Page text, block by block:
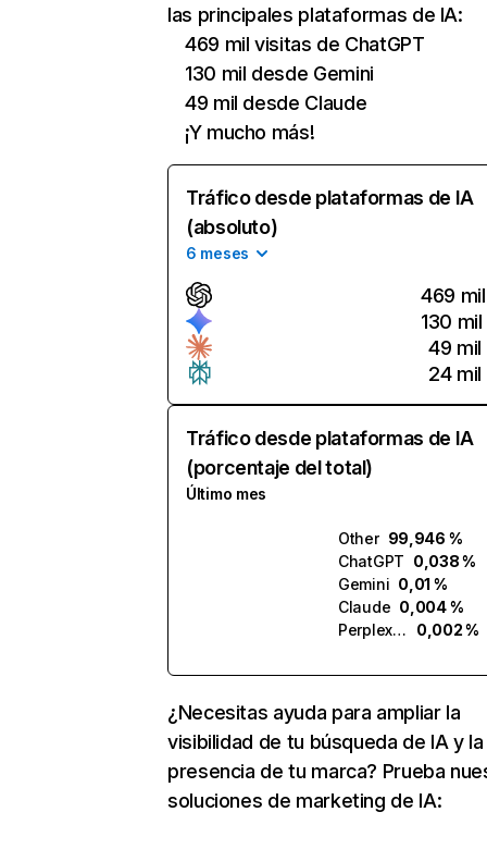
las principales plataformas de IA:
469 mil visitas de ChatGPT
130 mil desde Gemini
49 mil desde Claude
¡Y mucho más!
Tráfico desde plataformas de IA
(absoluto)
6 meses
469 mil
130 mil
49 mil
24 mil
Tráfico desde plataformas de IA
(porcentaje del total)
Último mes
Other 99,946 %
ChatGPT 0,038 %
Gemini 0,01 %
Claude 0,004 %
Perplexity
0,002 %
¿Necesitas ayuda para ampliar la
visibilidad de tu búsqueda de IA y la
presencia de tu marca? Prueba
soluciones de marketing de IA: